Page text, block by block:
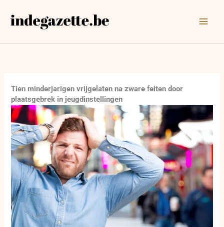
naar
Tien minderjarigen vrijgelaten na zware feiten door
plaatsgebrek in jeugdinstellingen